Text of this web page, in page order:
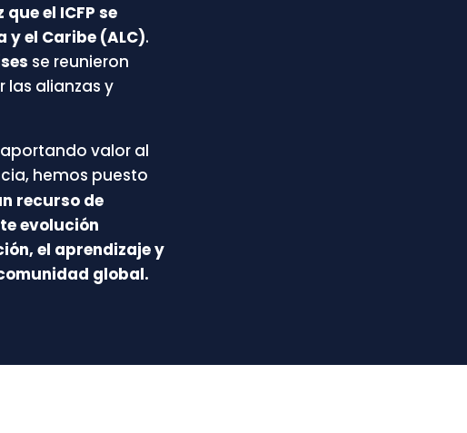
el ICFP se
y el Caribe (ALC).
se reunieron
alianzas y
valor al
hemos puesto
recurso de
evolución
el aprendizaje y
global.